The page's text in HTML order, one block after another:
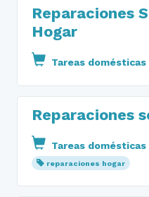
Reparaciones
Hogar
Tareas domésticas
Reparaciones
Tareas domésticas
reparaciones hogar